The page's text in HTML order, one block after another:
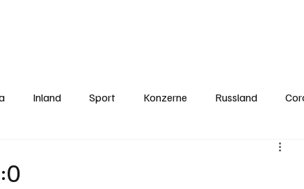
Inland Sport Konzerne Russland